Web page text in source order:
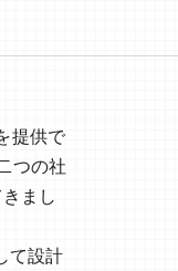
提供で
つの社
まし
て設計